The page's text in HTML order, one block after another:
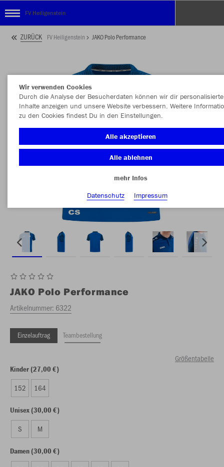
FV Heiligenstein
ZURÜCK FV Heiligenstein JAKO Polo Performance
JAKO Polo Performance
Artikelnummer: 6322
Einzelauftrag Teambestellung
Größentabelle
Kinder (27,00 €)
152 164
Unisex (30,00 €)
S M
Damen (30,00 €)
Wir verwenden Cookies
Durch die Analyse der Besucherdaten können wir dir personalisierte
Inhalte anzeigen und unsere Website verbessern. Weitere
zu den Cookies findest Du in den Einstellungen.
Alle akzeptieren
Alle ablehnen
mehr Infos
Datenschutz
Impressum